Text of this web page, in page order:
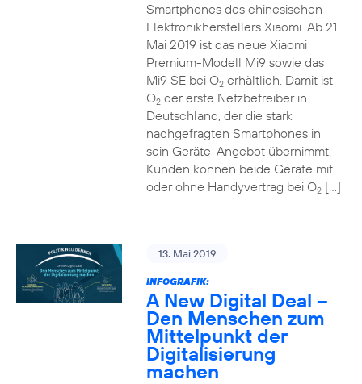
Smartphones des chinesischen
Elektronikherstellers Xiaomi. Ab 21.
Mai 2019 ist das neue Xiaomi
Premium-Modell Mi9 sowie das
Mi9 SE bei O2erhältlich. Damit ist
O2der erste Netzbetreiber in
Deutschland, der die stark
nachgefragten Smartphones in
sein Geräte-Angebot übernimmt.
Kunden können beide Geräte mit
oder ohne Handyvertrag bei O2[…]
13. Mai 2019
INFOGRAFIK:
A New Digital Deal –
Den Menschen zum
Mittelpunkt der
Digitalisierung
machen